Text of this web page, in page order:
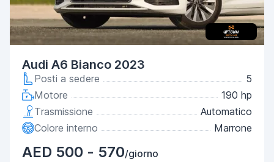
Audi A6 Bianco 2023
Posti a sedere
5
Motore
190 hp
Trasmissione
Automatico
Colore interno
Marrone
AED 500 - 570/giorno